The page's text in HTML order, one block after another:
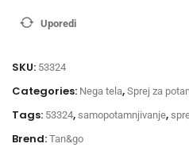
Uporedi
SKU: 53324
Categories: Nega tela, Sprej za
Tags: 53324, samopotamnjivanje,
Brend: Tan&go